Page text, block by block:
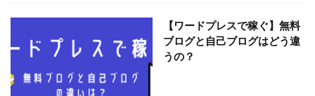
【ワードプレスで稼ぐ】無料
ブログと自己ブログはどう違
うの？
無料ブログ
教科書 挑戦 専門性
実験
ワードプレスで稼ぐ
ワードプレス
メルマガ ドメイン
トール
インフォトップ